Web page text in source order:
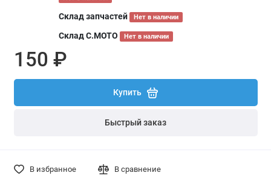
Склад запчастей Нет в наличии
Склад С.МОТО Нет в наличии
150 ₽
Купить
Быстрый заказ
В избранное В сравнение